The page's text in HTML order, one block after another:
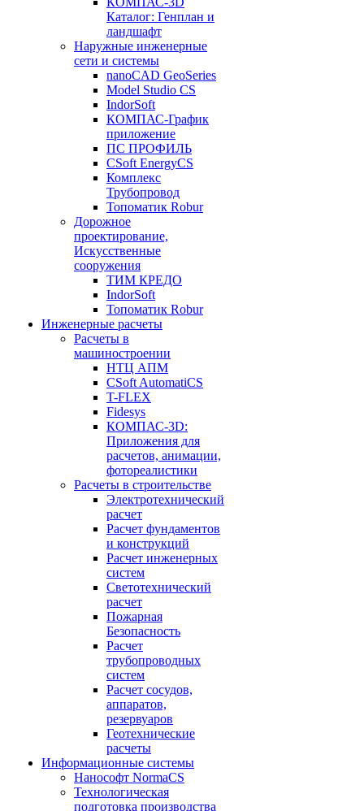
Каталог: Генплан и
ландшафт
Наружные инженерные
сети и системы
nanoCAD GeoSeries
Model Studio CS
IndorSoft
КОМПАС-График
приложение
ПС ПРОФИЛЬ
CSoft EnergyCS
Комплекс
Трубопровод
Топоматик Robur
Дорожное
проектирование,
Искусственные
сооружения
ТИМ КРЕДО
IndorSoft
Топоматик Robur
Инженерные расчеты
Расчеты в
машиностроении
НТЦ АПМ
CSoft AutomatiCS
T-FLEX
Fidesys
КОМПАС-3D:
Приложения для
расчетов, анимации,
фотореалистики
Расчеты в строительстве
Электротехнический
расчет
Расчет фундаментов
и конструкций
Расчет инженерных
систем
Светотехнический
расчет
Пожарная
Безопасность
Расчет
трубопроводных
систем
Расчет сосудов,
аппаратов,
резервуаров
Геотехнические
расчеты
Информационные системы
Нанософт NormaCS
Технологическая
подготовка производства